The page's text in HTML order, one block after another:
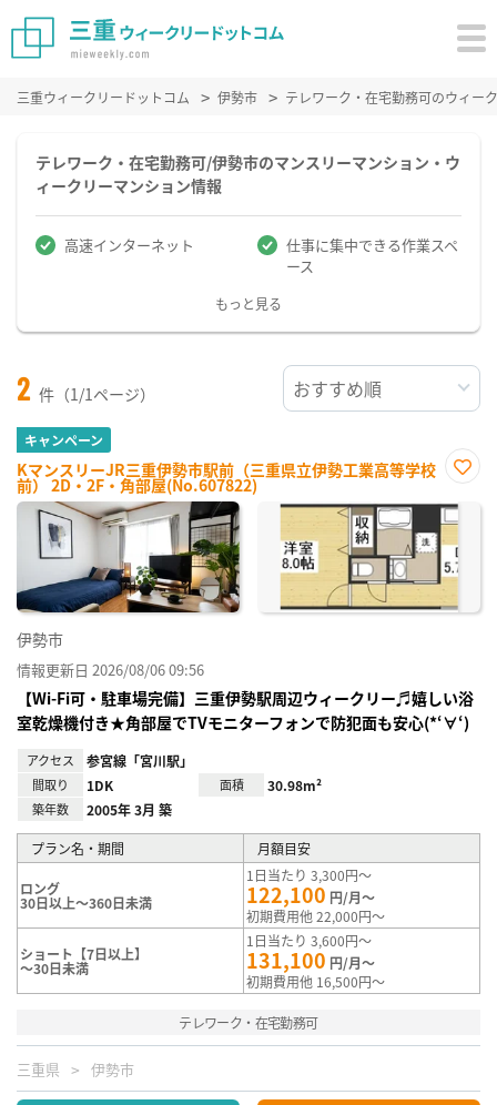
三重ウィークリードットコム 伊勢市 テレワーク・在宅勤務可のウィー
テレワーク・在宅勤務可/伊勢市のマンスリーマンション・ウ
ィークリーマンション情報
高速インターネット
仕事に集中できる作業スペ
ース
もっと見る
2 件（1/1ページ）
キャンペーン
KマンスリーJR三重伊勢市駅前（三重県立伊勢工業高等学校
前） 2D・2F・角部屋(No.607822)
に入
り登
伊勢市
情報更新日 2026/08/06 09:56
【Wi-Fi可・駐車場完備】三重伊勢駅周辺ウィークリー♬嬉しい浴
室乾燥機付き★角部屋でTVモニターフォンで防犯面も安心(*‘∀‘)
アクセス 参宮線「宮川駅」
間取り 1DK 面積 30.98m²
築年数 2005年 3月 築
プラン名・期間 月額目安
ロング
30日以上～360日未満
1日当たり 3,300円～
122,100 円/月～
初期費用他 22,000円～
ショート【7日以上】
～30日未満
1日当たり 3,600円～
131,100 円/月～
初期費用他 16,500円～
テレワーク・在宅勤務可
三重県 伊勢市